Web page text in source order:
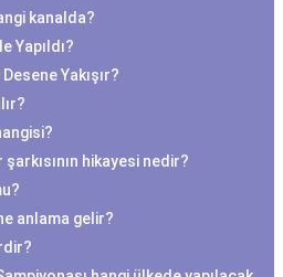
kanalda?
Yapıldı?
Yakışır?
hikayesi nedir?
anlama gelir?